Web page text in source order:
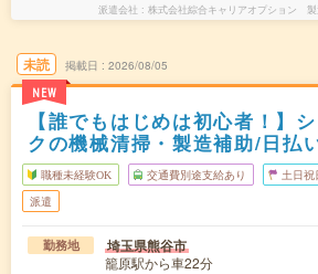
派遣会社 株式会社綜合キャリアオプション 製
未読
NEW
掲載日 2026/08/05
【誰でもはじめは初心者！】
クの機械清掃・製造補助/日払
職種未経験OK 交通費別途支給あり 土日祝
派遣
勤務地 埼玉県熊谷市
籠原駅から車22分